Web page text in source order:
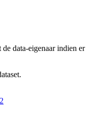
data-eigenaar indien er